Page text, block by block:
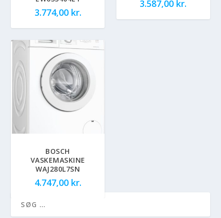
3.774,00 kr.
3.587,00 kr.
BOSCH
VASKEMASKINE
WAJ280L7SN
4.747,00 kr.